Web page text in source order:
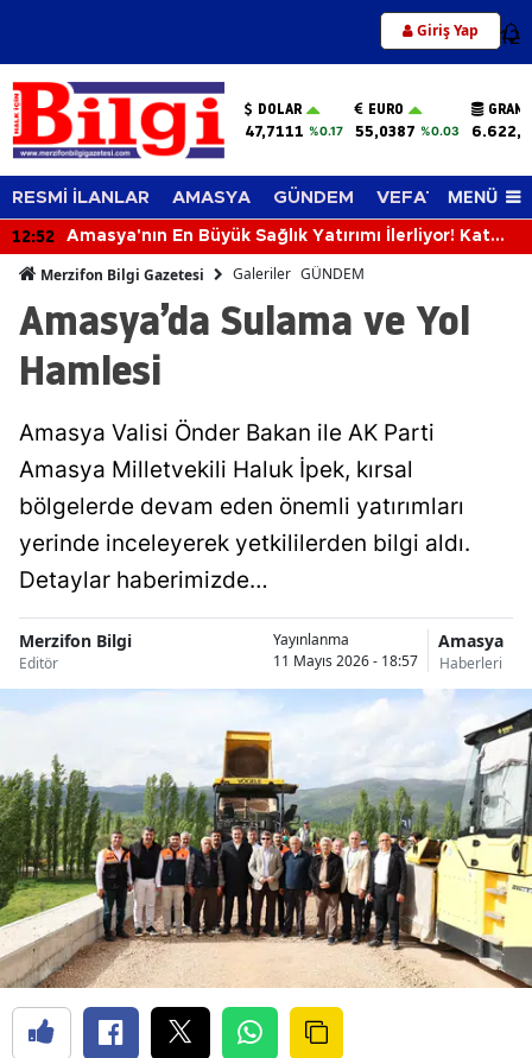
Giriş Yap 12
DOLAR
47,7111 %0.17
EURO
55,0387 %0.03
RESMİ İLANLAR AMASYA GÜNDEM VEFAT EDENLER
MENÜ
12:52
Amasya'nın En Büyük Sağlık Yatırımı İlerliyor! Kat
Merzifon Bilgi Gazetesi Galeriler GÜNDEM
Amasya’da Sulama ve Yol
Hamlesi
Amasya Valisi Önder Bakan ile AK Parti
Amasya Milletvekili Haluk İpek, kırsal
bölgelerde devam eden önemli yatırımları
yerinde inceleyerek yetkililerden bilgi aldı.
Detaylar haberimizde…
Merzifon Bilgi
Editör
Yayınlanma
11 Mayıs 2026 - 18:57
Amasya
Haberleri